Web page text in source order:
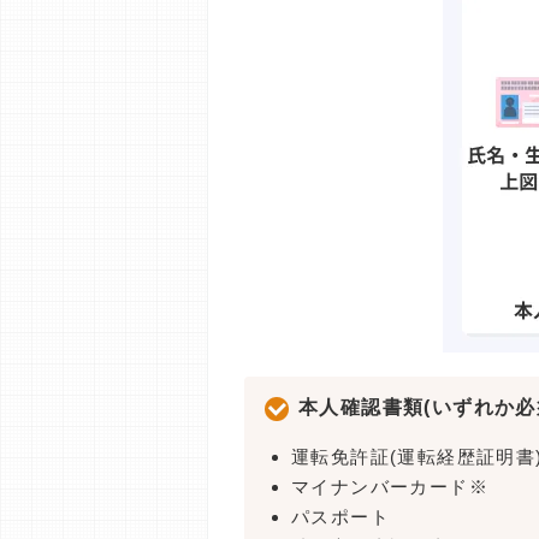
本人確認書類(いずれか
運転免許証(運転経歴証明
マイナンバーカード※
パスポート